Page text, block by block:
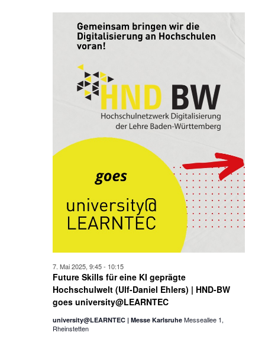
Future Skills für eine KI geprägte
Hochschulwelt (Ulf-Daniel Ehlers) | HND-BW
goes university@LEARNTEC
7. Mai 2025, 9:45- 10:15
university@LEARNTEC | Messe Karlsruhe Messeallee 1,
Rheinstetten